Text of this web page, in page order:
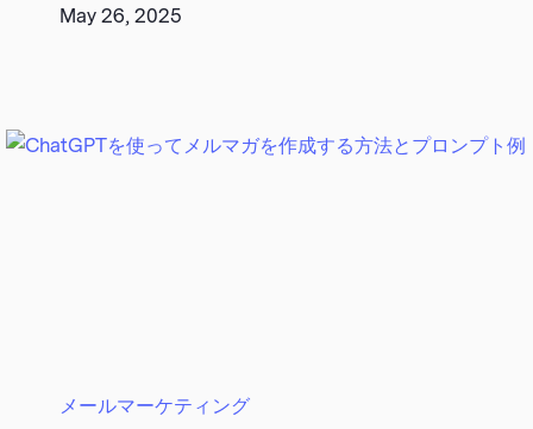
May 26, 2025
メールマーケティング